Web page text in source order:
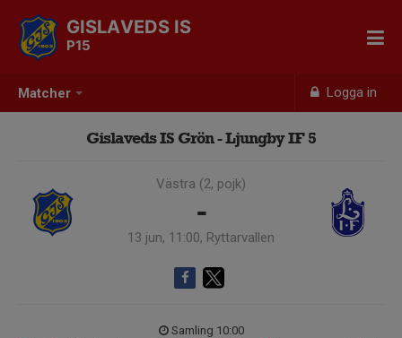
Matcher Logga in
GISLAVEDS IS
P15
Gislaveds IS Grön - Ljungby IF 5
Västra (2, pojk)
-
13 jun, 11:00, Ryttarvallen
Samling 10:00